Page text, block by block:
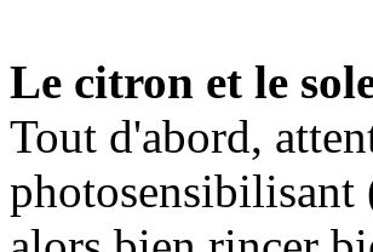
Le citron et le
Tout d'abord,
photosensibilisant